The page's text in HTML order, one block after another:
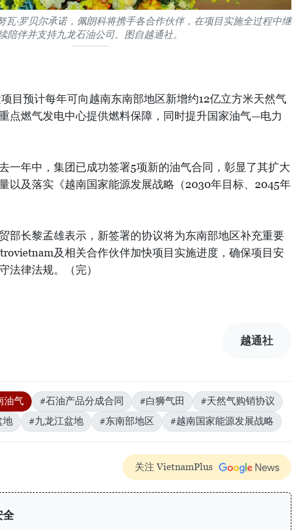
瓦·罗贝尔承诺，佩朗科将携手各合作伙伴，在项目实施全过程中继
陪伴并支持九龙石油公司。图自越通社。
目预计每年可向越南东南部地区新增约12亿立方米天然气
点燃气发电中心提供燃料保障，同时提升国家油气—电力
一年中，集团已成功签署5项新的油气合同，彰显了其扩大
以及落实《越南国家能源发展战略（2030年目标、2045年
部长黎孟雄表示，新签署的协议将为东南部地区补充重要
及相关合作伙伴加快项目实施进度，确保项目安
法律法规。（完）
越通社
油气 #石油产品分成合同 #白狮气田
#天然气购销协议
地 #九龙江盆地 #东南部地区 #越南国家能源发展战略
关注 VietnamPlus
全